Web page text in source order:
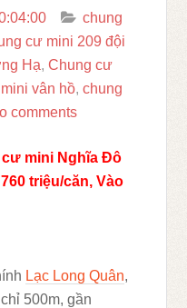
chung
cư mini 209 đội
Hạ,Chung cư
vân hồ,chung
comments
cư mini Nghĩa Đô
triệu/căn, Vào
Lạc Long Quân,
500m, gần